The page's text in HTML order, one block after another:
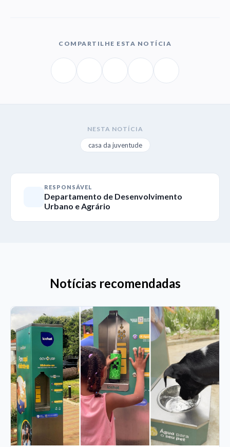
COMPARTILHE ESTA NOTÍCIA
NESTA NOTÍCIA
casa da juventude
RESPONSÁVEL
Departamento de Desenvolvimento
Urbano e Agrário
Notícias recomendadas